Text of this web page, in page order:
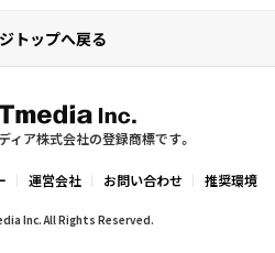
トップへ戻る
ア株式会社の登録商標です。
運営会社 お問い合わせ 推奨環境
Inc. All Rights Reserved.